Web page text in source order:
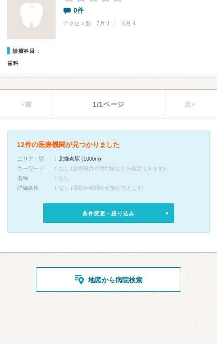
0件
アクセス数 7月:1 | 6月:4
診療科目：
歯科
«前 1/1ページ 次»
12件の医療機関が見つかりました
エリア・駅
北鎌倉駅 (1000m)
キーワード
なし (診療科目や専門医などを指定できます)
名称
なし
詳細条件
なし (曜日や時間帯を指定できます)
条件変更・絞り込み
地図から病院検索